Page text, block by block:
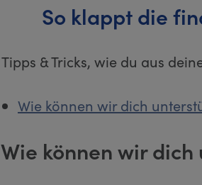
So klappt die
Tipps & Tricks, wie du aus
Wie können wir dich
Wie können wir